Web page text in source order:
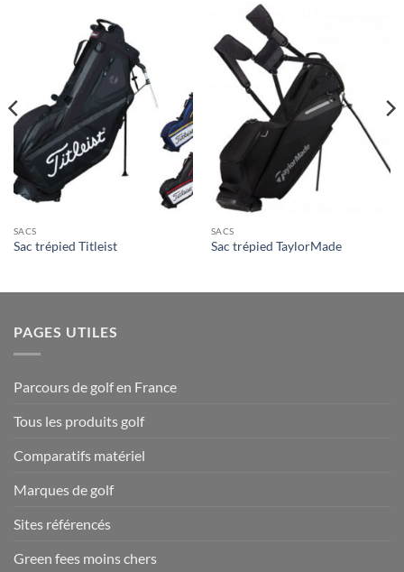
SACS
Sac trépied Titleist
SACS
Sac trépied TaylorMade
PAGES UTILES
Parcours de golf en France
Tous les produits golf
Comparatifs matériel
Marques de golf
Sites référencés
Green fees moins chers